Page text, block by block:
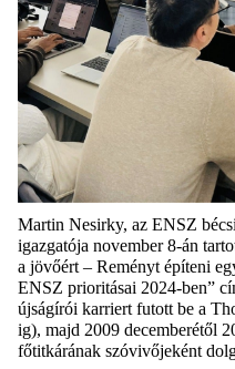
Martin Nesirky, az ENSZ
igazgatója november 8-án
a jövőért – Reményt építeni
ENSZ prioritásai 2024-ben”
újságírói karriert futott be a
ig), majd 2009 decemberétől
főtitkárának szóvivőjeként